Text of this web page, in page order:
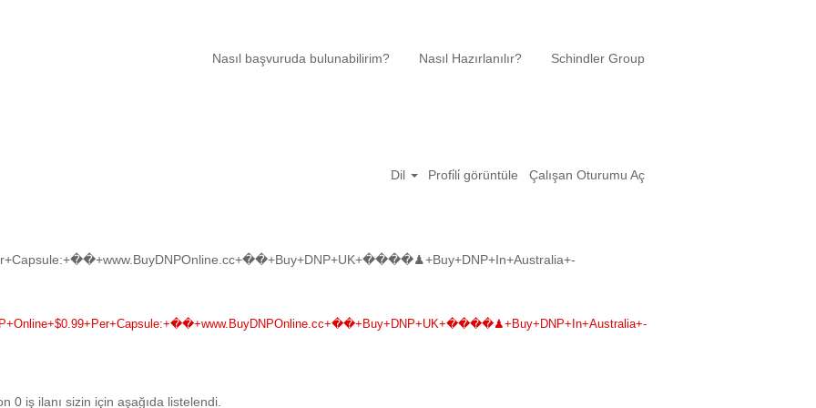
Nasıl başvuruda bulunabilirim? Nasıl Hazırlanılır? Schindler Group
Dil Profi̇li̇ görüntüle Çalışan Oturumu Aç
0 iş ilanı sizin için aşağıda listelendi.